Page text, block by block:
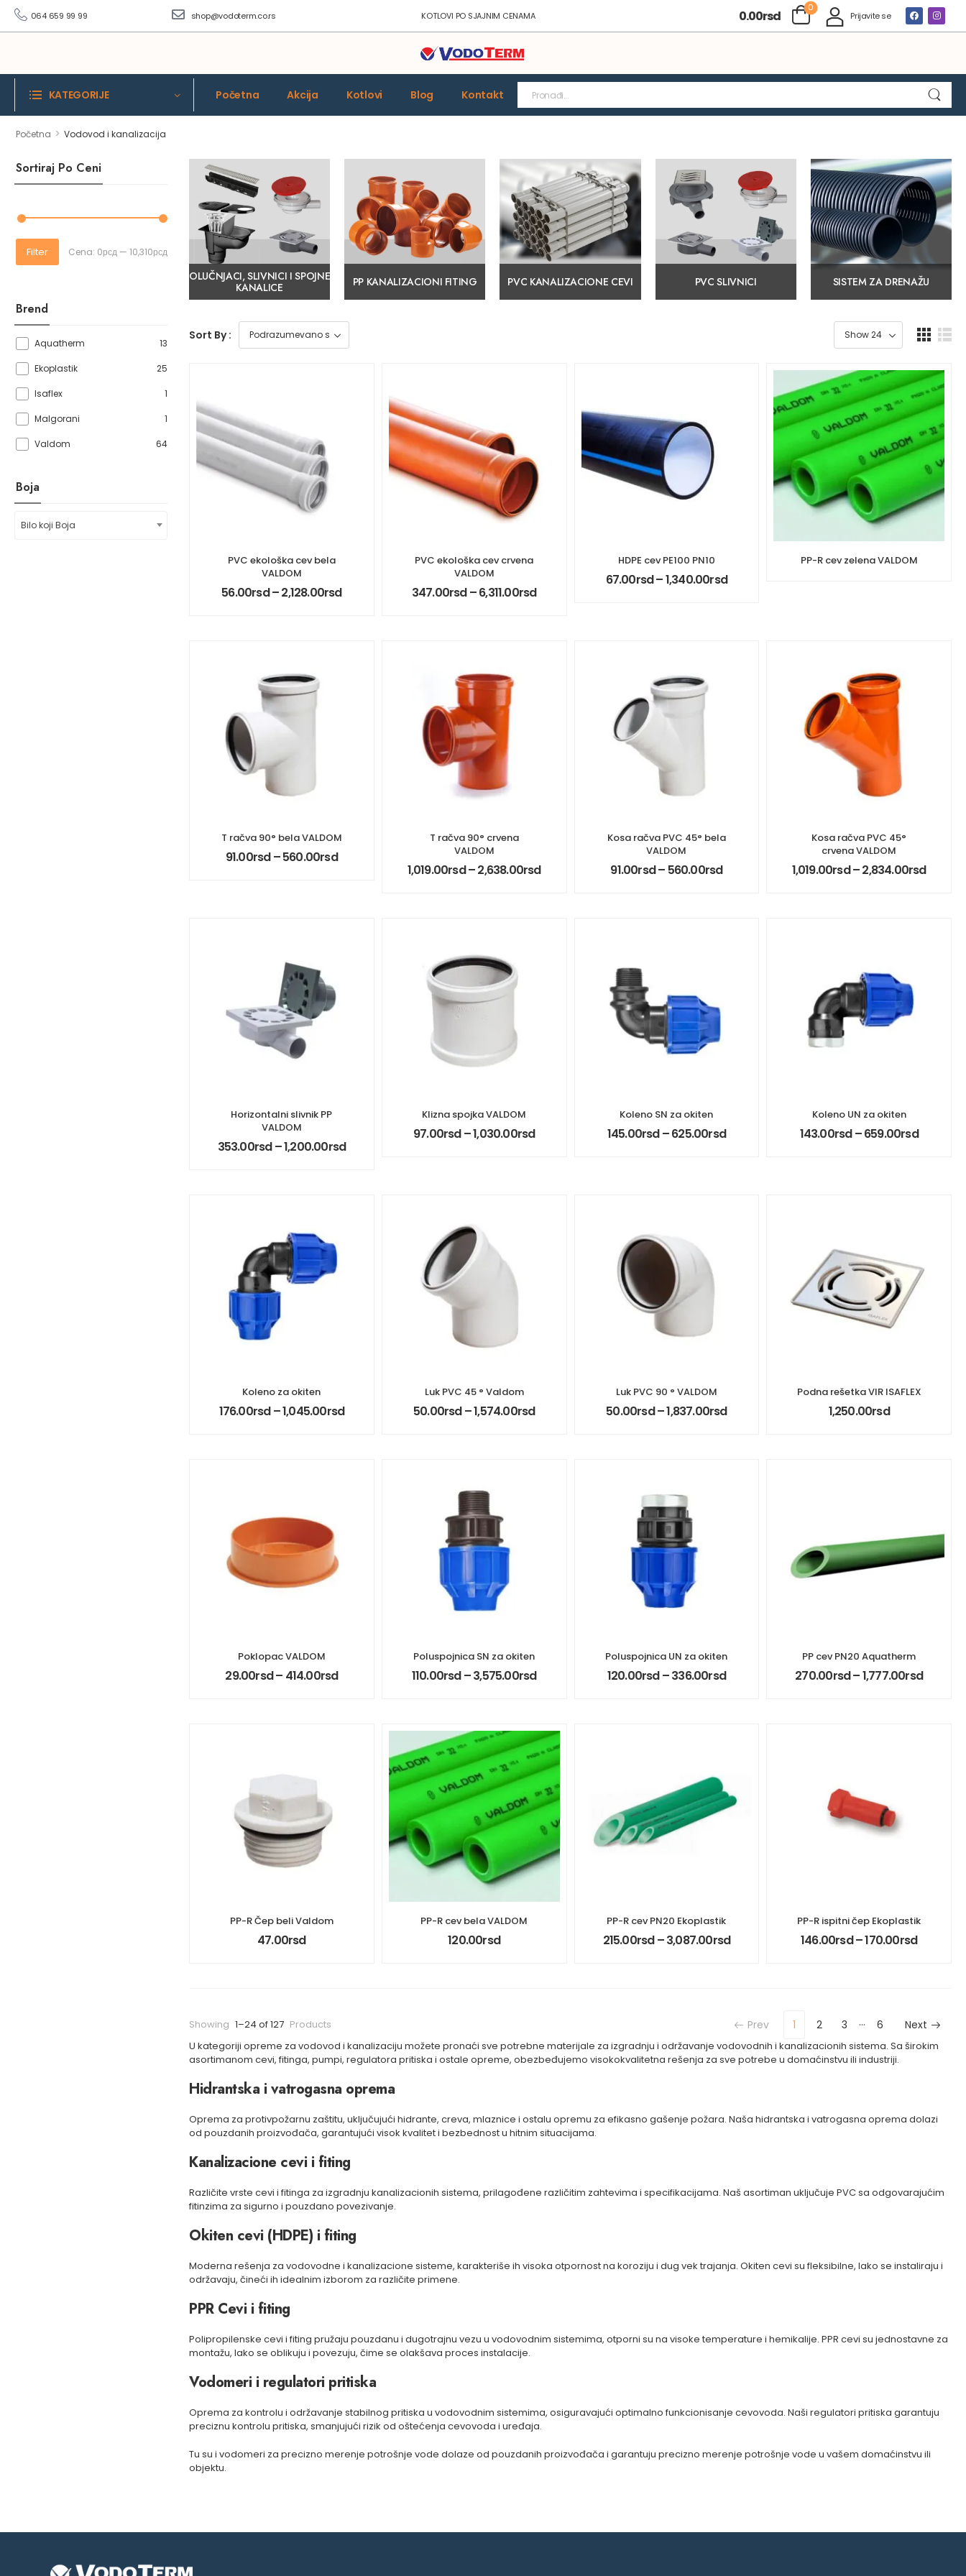
064 659 99 99 shop@vodoterm.co.rs KOTLOVI PO SJAJNIM CENAMA 0.00rsd
0
Prijavite se
KATEGORIJE Početna Akcija Kotlovi Blog Kontakt
Početna > Vodovod i kanalizacija
Sortiraj Po Ceni
Filter Cena: 0рсд — 10,310рсд
Brend
Aquatherm 13
Ekoplastik 25
Isaflex 1
Malgorani 1
Valdom 64
Boja
Bilo koji Boja
OLUČNJACI, SLIVNICI I SPOJNE
KANALICE
PP KANALIZACIONI FITING PVC KANALIZACIONE CEVI PVC SLIVNICI SISTEM ZA DRENAŽU
Sort By :
PVC ekološka cev bela
VALDOM
56.00rsd–2,128.00rsd
PVC ekološka cev crvena
VALDOM
347.00rsd–6,311.00rsd
HDPE cev PE100 PN10
67.00rsd–1,340.00rsd
PP-R cev zelena VALDOM
T račva 90° bela VALDOM
91.00rsd–560.00rsd
T račva 90° crvena
VALDOM
1,019.00rsd–2,638.00rsd
Kosa račva PVC 45° bela
VALDOM
91.00rsd– 560.00rsd
Kosa račva PVC 45°
crvena VALDOM
1,019.00rsd–2,834.00rsd
Horizontalni slivnik PP
VALDOM
353.00rsd –1,200.00rsd
Klizna spojka VALDOM
97.00rsd–1,030.00rsd
Koleno SN za okiten
145.00rsd–625.00rsd
Koleno UN za okiten
143.00rsd –659.00rsd
Koleno za okiten
176.00rsd –1,045.00rsd
Luk PVC 45 ° Valdom
50.00rsd–1,574.00rsd
Luk PVC 90 ° VALDOM
50.00rsd–1,837.00rsd
Podna rešetka VIR ISAFLEX
1,250.00rsd
Poklopac VALDOM
29.00rsd– 414.00rsd
Poluspojnica SN za okiten
110.00rsd–3,575.00rsd
Poluspojnica UN za okiten
120.00rsd–336.00rsd
PP cev PN20 Aquatherm
270.00rsd–1,777.00rsd
PP-R Čep beli Valdom
47.00rsd
PP-R cev bela VALDOM
120.00rsd
PP-R cev PN20 Ekoplastik
215.00rsd –3,087.00rsd
PP-R ispitni čep Ekoplastik
146.00rsd–170.00rsd
Showing 1–24 of 127 Products Prev 1 2 3 … 6 Next
U kategoriji opreme za vodovod i kanalizaciju možete pronaći sve potrebne materijale za izgradnju i održavanje vodovodnih i kanalizacionih sistema. Sa širokim
asortimanom cevi, fitinga, pumpi, regulatora pritiska i ostale opreme, obezbeđujemo visokokvalitetna rešenja za sve potrebe u domaćinstvu ili industriji.
Hidrantska i vatrogasna oprema
Oprema za protivpožarnu zaštitu, uključujući hidrante, creva, mlaznice i ostalu opremu za efikasno gašenje požara. Naša hidrantska i vatrogasna oprema dolazi
od pouzdanih proizvođača, garantujući visok kvalitet i bezbednost u hitnim situacijama.
Kanalizacione cevi i fiting
Različite vrste cevi i fitinga za izgradnju kanalizacionih sistema, prilagođene različitim zahtevima i specifikacijama. Naš asortiman uključuje PVC sa odgovarajućim
fitinzima za sigurno i pouzdano povezivanje.
Okiten cevi (HDPE) i fiting
Moderna rešenja za vodovodne i kanalizacione sisteme, karakteriše ih visoka otpornost na koroziju i dug vek trajanja. Okiten cevi su fleksibilne, lako se instaliraju i
održavaju, čineći ih idealnim izborom za različite primene.
PPR Cevi i fiting
Polipropilenske cevi i fiting pružaju pouzdanu i dugotrajnu vezu u vodovodnim sistemima, otporni su na visoke temperature i hemikalije. PPR cevi su jednostavne za
montažu, lako se oblikuju i povezuju, čime se olakšava proces instalacije.
Vodomeri i regulatori pritiska
Oprema za kontrolu i održavanje stabilnog pritiska u vodovodnim sistemima, osiguravajući optimalno funkcionisanje cevovoda. Naši regulatori pritiska garantuju
preciznu kontrolu pritiska, smanjujući rizik od oštećenja cevovoda i uređaja.
Tu su i vodomeri za precizno merenje potrošnje vode dolaze od pouzdanih proizvođača i garantuju precizno merenje potrošnje vode u vašem domaćinstvu ili
objektu.